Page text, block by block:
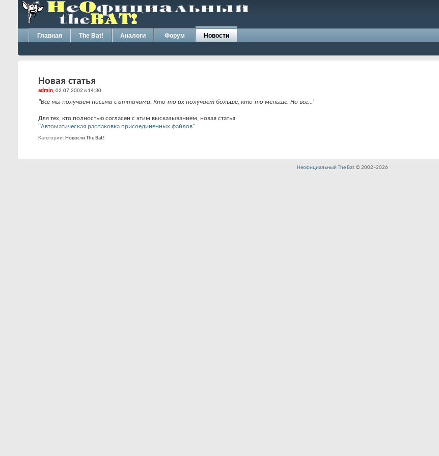
Главная The Bat! Аналоги Форум Новости
Новая статья
admin, 02.07.2002 в 14:30
"Все мы получаем письма с аттачами. Кто-то их получает больше, кто-то меньше. Но все…"
Для тех, кто полностью согласен с этим высказыванием, новая статья
"Автоматическая распаковка присоединенных файлов"
Категории Новости The Bat!
Неофициальный The Bat© 2002–2026